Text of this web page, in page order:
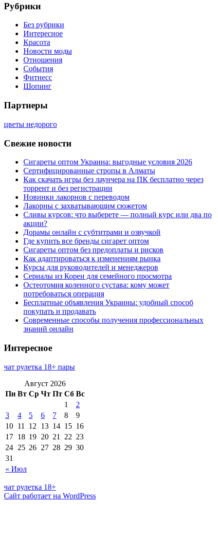
Рубрики
Без рубрики
Интересное
Красота
Новости моды
Отношения
События
Фитнесс
Шопинг
Партнеры
цветы недорого
Свежие новости
Сигареты оптом Украина: выгодные условия 2026
Сертифицированные стропы в Алматы
Как скачать игры без лаунчера на ПК бесплатно через
торрент и без регистрации
Новинки лакорнов с переводом
Лакорны с захватывающим сюжетом
Сливы курсов: что выберете — полный курс или два по
акции?
Дорамы онлайн с субтитрами и озвучкой
Где купить все бренды сигарет оптом
Сигареты оптом без предоплаты и рисков
Как адаптироваться к изменениям рынка
Курсы для руководителей и менеджеров
Сериалы из Кореи для семейного просмотра
Остеотомия коленного сустава: кому может
потребоваться операция
Бесплатные объявления Украины: удобный способ
покупать и продавать
Современные способы получения профессиональных
знаний онлайн
Интересное
чат рулетка 18+ пары
Август 2026
Пн Вт Ср Чт Пт Сб Вс
« Июл
1
2
3
4 5 6 7 8
9
10 11 12 13 14 15 16
17 18 19 20 21 22 23
24 25 26 27 28 29 30
31
чат рулетка 18+
Сайт работает на WordPress